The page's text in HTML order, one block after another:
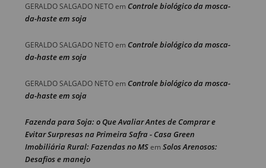
GERALDO SALGADO NETOem Controle biológico da mosca-
da-haste em soja
GERALDO SALGADO NETOem Controle biológico da mosca-
da-haste em soja
GERALDO SALGADO NETOem Controle biológico da mosca-
da-haste em soja
Fazenda para Soja: o Que Avaliar Antes de Comprar e
Evitar Surpresas na Primeira Safra - Casa Green
Imobiliária Rural: Fazendas no MSem Solos Arenosos:
Desafios e manejo